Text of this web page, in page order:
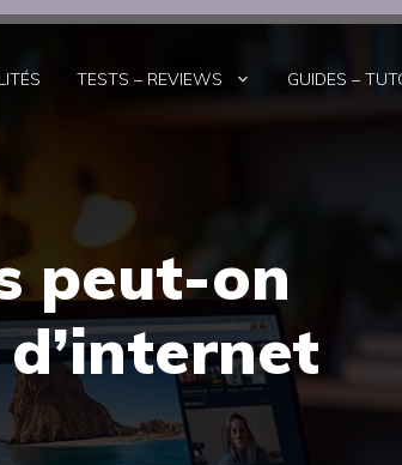
TESTS – REVIEWS GUIDES –
peut-on